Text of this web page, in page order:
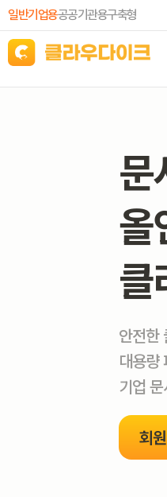
일반기업용공공기관용구축형
문
올
클
안전한
대용량
기업
회